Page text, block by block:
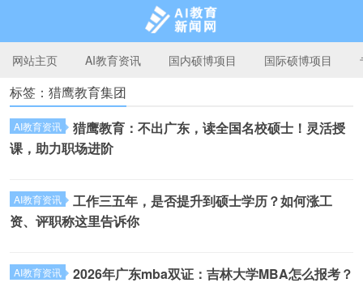
AI教育新闻网
网站主页 AI教育资讯 国内硕博项目 国际硕博项目
标签：猎鹰教育集团
AI教育资讯
猎鹰教育：不出广东，读全国名校硕士！灵活授
课，助力职场进阶​
AI教育资讯
工作三五年，是否提升到硕士学历？如何涨工
资、评职称这里告诉你
AI教育资讯 2026年广东mba双证：吉林大学MBA怎么报考？